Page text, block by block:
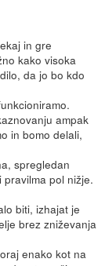
in gre
kako visoka
da jo bo kdo
ampak
in bomo delali,
spregledan
pol nižje.
biti, izhajat je
brez zniževanja
enako kot na